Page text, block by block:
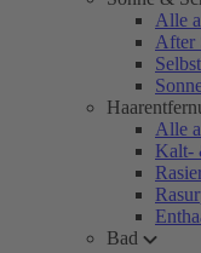
Alle
After
Alle
Kalt-
Bad